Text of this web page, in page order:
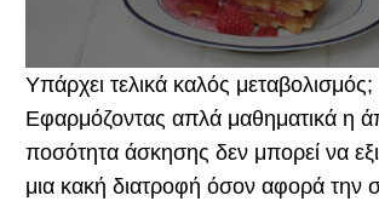
Υπάρχει τελικά καλός μεταβολισμός;
Εφαρμόζοντας απλά μαθηματικά η
ποσότητα άσκησης δεν μπορεί να
μια κακή διατροφή όσον αφορά την